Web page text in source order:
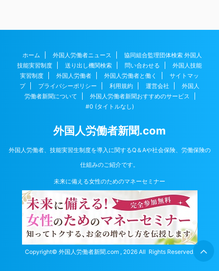
ホーム 外国人労働者ニュース
協同組合監理団体検索 外国人
技能実習制度
送り出し機関検索 問い合わせる
外国人技能
実習制度
外国人労働者 外国人労働者と働く
サイトマッ
プ
プライバシーポリシー 利用規約 運営会社
外国人
労働者新聞について
外国人労働者新聞おすすめのサービス
#0 (タイトルなし)
外国人労働者新聞.com
外国人労働者、技能実習生制度を導入に関するQ＆Aや社会保険、労働保険の
仕組みのご紹介です。
未来に備える女性のためのマネーセミナー
Copyright© 外国人労働者新聞.com , 2026 All Rights Reserved.